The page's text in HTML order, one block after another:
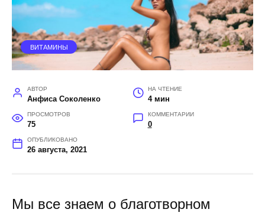
ВИТАМИНЫ
АВТОР
Анфиса Соколенко
НА ЧТЕНИЕ
4 мин
ПРОСМОТРОВ
75
КОММЕНТАРИИ
0
ОПУБЛИКОВАНО
26 августа, 2021
Мы все знаем о благотворном